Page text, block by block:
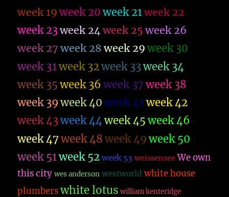
week 19 week 20 week 21week 22
week 23week 24week 25 week 26
week 27 week 28 week 29 week 30
week 31week 32week 33week 34
week 35 week 36 week 37 week 38
week 39 week 40 week 41week 42
week 43week 44week 45 week 46
week 47 week 48 week 49 week 50
week 51week 52 week 53 weissensee We own
this city wes anderson westworld white house
plumbers white lotus william kenteridge